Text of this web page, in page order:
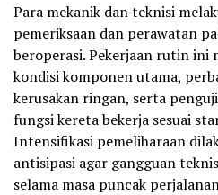
Para mekanik dan teknisi
pemeriksaan dan perawatan
beroperasi. Pekerjaan rutin ini
kondisi komponen utama,
kerusakan ringan, serta
fungsi kereta bekerja sesuai
Intensifikasi pemeliharaan
antisipasi agar gangguan
selama masa puncak